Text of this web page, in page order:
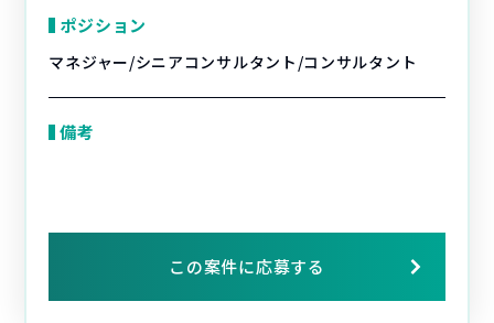
ポジション
マネジャー/シニアコンサルタント/コンサルタント
備考
この案件に応募する